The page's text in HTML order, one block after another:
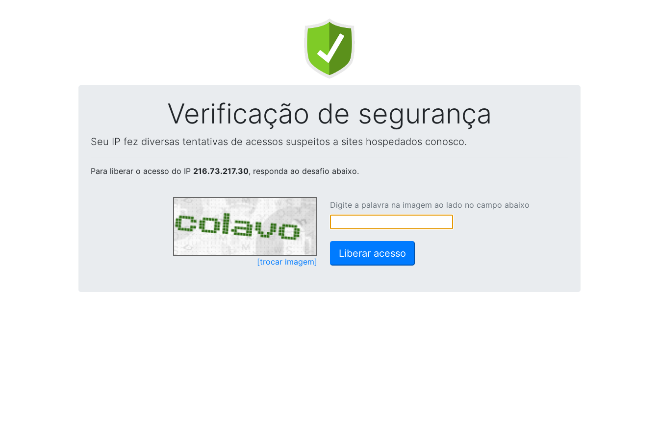
Verificação de segurança
Seu IP fez diversas tentativas de acessos suspeitos a sites hospedados conosco.
Para liberar o acesso do IP 216.73.217.30, responda ao desafio abaixo.
[trocar imagem]
Digite a palavra na imagem ao lado no campo abaixo